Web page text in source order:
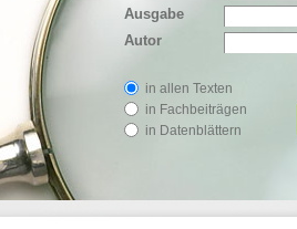
Ausgabe
Autor
in allen Texten
in Fachbeiträgen
in Datenblättern